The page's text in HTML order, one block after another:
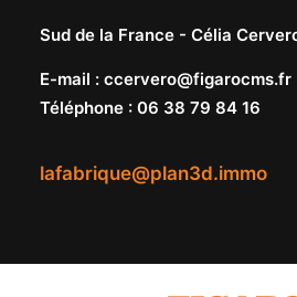
lafabrique@plan3d.immo
Sud de la France - Célia
E-mail : ccervero@figarocms.fr
Téléphone : 06 38 79 84 16